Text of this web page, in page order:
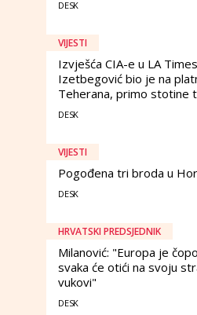
DESK
VIJESTI
Izvješća CIA-e u LA
Izetbegović bio je na
Teherana, primo stotine
DESK
VIJESTI
Pogođena tri broda u
DESK
HRVATSKI PREDSJEDNIK
Milanović: "Europa je
svaka će otići na svoju
vukovi"
DESK